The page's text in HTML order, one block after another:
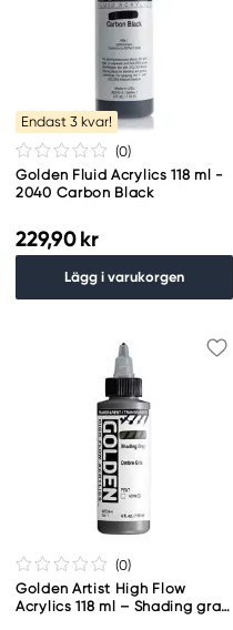
Endast 3 kvar!
(0)
Golden Fluid Acrylics 118 ml -
2040 Carbon Black
229,90 kr
Lägg i varukorgen
(0)
Golden Artist High Flow
Acrylics 118 ml – Shading gray